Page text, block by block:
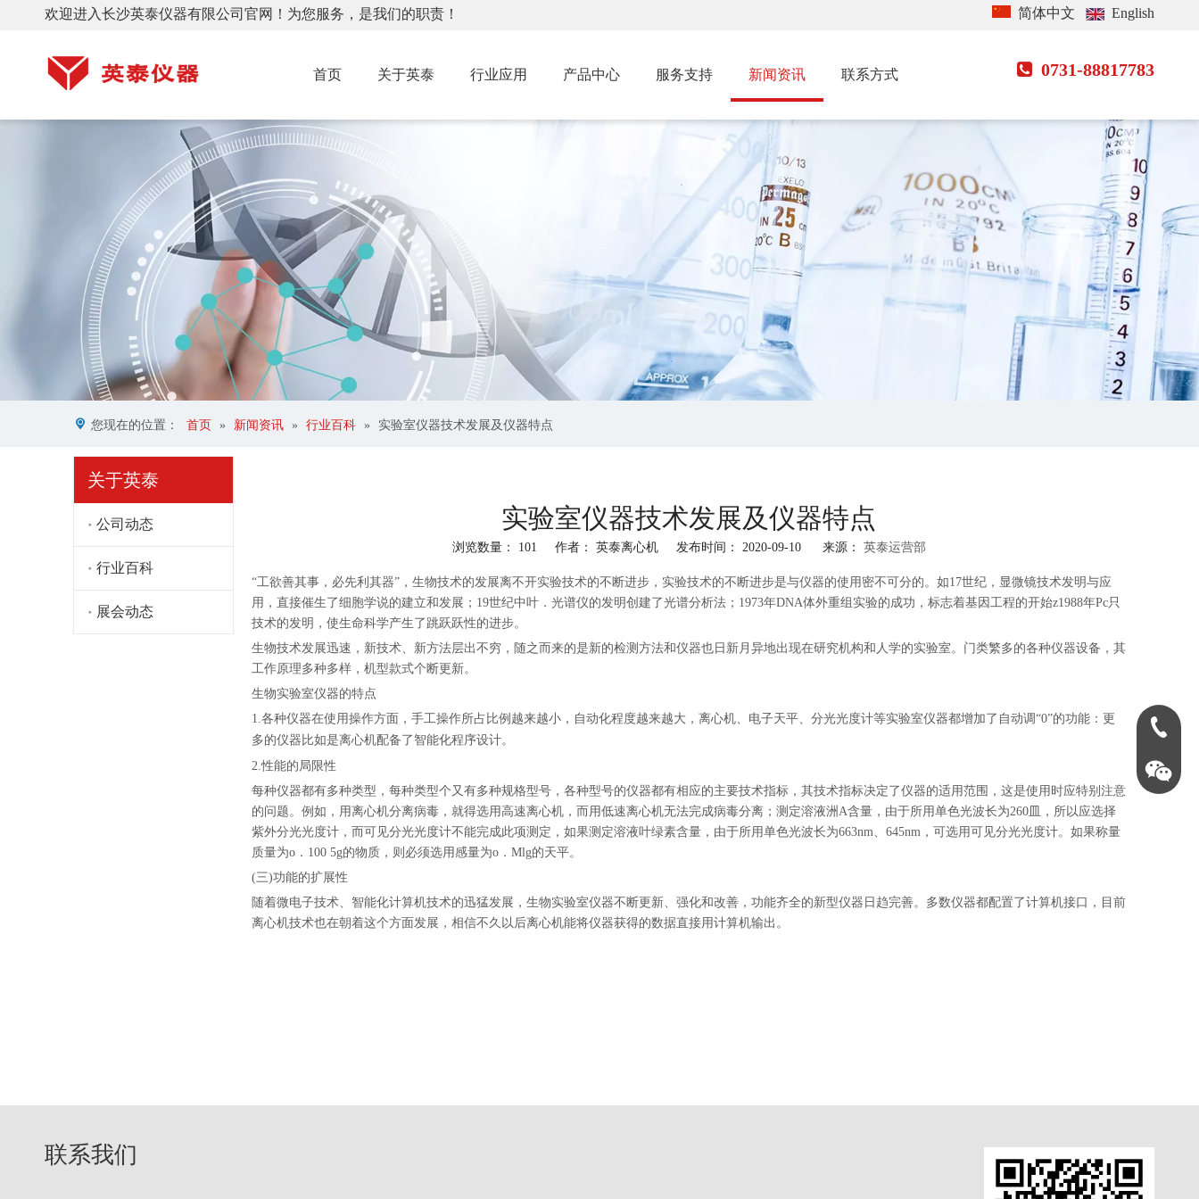
欢迎进入长沙英泰仪器有限公司官网！为您服务，是我们的职责！ 简体中文 English
首页 关于英泰 行业应用 产品中心 服务支持 新闻资讯 联系方式 0731-88817783
您现在的位置： 首页 » 新闻资讯 » 行业百科 » 实验室仪器技术发展及仪器特点
关于英泰
公司动态
行业百科
展会动态
实验室仪器技术发展及仪器特点
浏览数量： 101 作者： 英泰离心机 发布时间： 2020-09-10 来源： 英泰运营部
["facebook","twitter","line","wechat","linkedin","pinterest","whatsapp"]
“工欲善其事，必先利其器”，生物技术的发展离不开实验技术的不断进步，实验技术的不断进步是与仪器的使用密不可分的。如17世纪，显微镜技术发明与应
用，直接催生了细胞学说的建立和发展；19世纪中叶．光谱仪的发明创建了光谱分析法；1973年DNA体外重组实验的成功，标志着基因工程的开始z1988年Pc只
技术的发明，使生命科学产生了跳跃跃性的进步。
生物技术发展迅速，新技术、新方法层出不穷，随之而来的是新的检测方法和仪器也日新月异地出现在研究机构和人学的实验室。门类繁多的各种仪器设备，其
工作原理多种多样，机型款式个断更新。
生物实验室仪器的特点
1.各种仪器在使用操作方面，手工操作所占比例越来越小，自动化程度越来越大，离心机、电子天平、分光光度计等实验室仪器都增加了自动调“0”的功能：更
多的仪器比如是离心机配备了智能化程序设计。
2.性能的局限性
每种仪器都有多种类型，每种类型个又有多种规格型号，各种型号的仪器都有相应的主要技术指标，其技术指标决定了仪器的适用范围，这是使用时应特别注意
的问题。例如，用离心机分离病毒，就得选用高速离心机，而用低速离心机无法完成病毒分离；测定溶液洲A含量，由于所用单色光波长为260皿，所以应选择
紫外分光光度计，而可见分光光度计不能完成此项测定，如果测定溶液叶绿素含量，由于所用单色光波长为663nm、645nm，可选用可见分光光度计。如果称量
质量为o．100 5g的物质，则必须选用感量为o．Mlg的天平。
(三)功能的扩展性
随着微电子技术、智能化计算机技术的迅猛发展，生物实验室仪器不断更新、强化和改善，功能齐全的新型仪器日趋完善。多数仪器都配置了计算机接口，目前
离心机技术也在朝着这个方面发展，相信不久以后离心机能将仪器获得的数据直接用计算机输出。
0731-
联系我们